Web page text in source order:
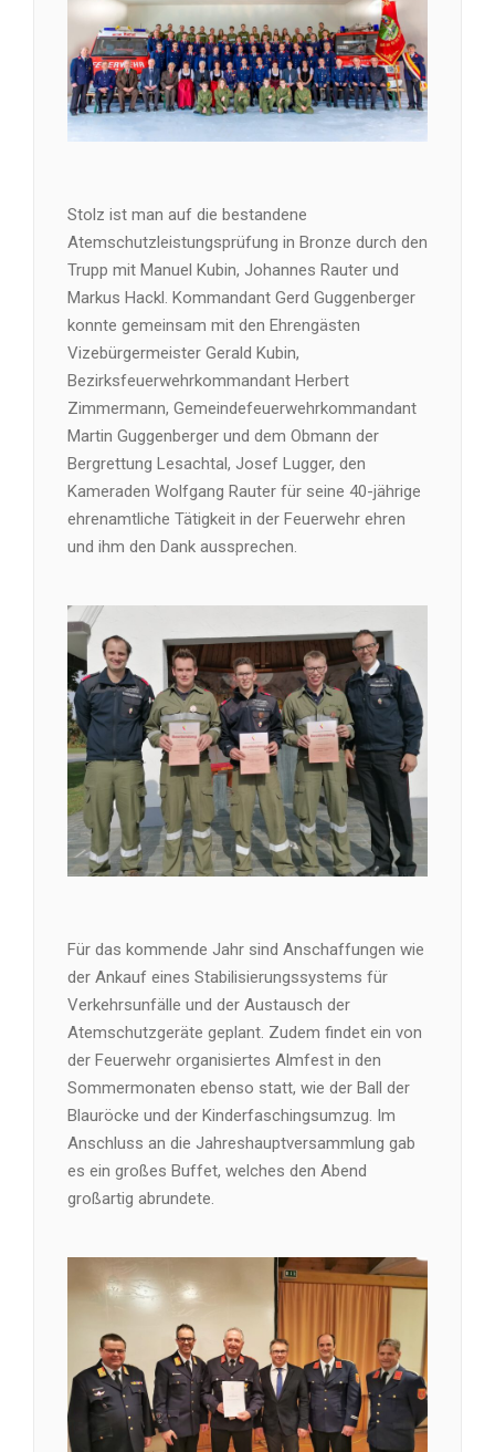
Stolz ist man auf die bestandene
Atemschutzleistungsprüfung in Bronze durch den
Trupp mit Manuel Kubin, Johannes Rauter und
Markus Hackl. Kommandant Gerd Guggenberger
konnte gemeinsam mit den Ehrengästen
Vizebürgermeister Gerald Kubin,
Bezirksfeuerwehrkommandant Herbert
Zimmermann, Gemeindefeuerwehrkommandant
Martin Guggenberger und dem Obmann der
Bergrettung Lesachtal, Josef Lugger, den
Kameraden Wolfgang Rauter für seine 40-jährige
ehrenamtliche Tätigkeit in der Feuerwehr ehren
und ihm den Dank aussprechen.
Für das kommende Jahr sind Anschaffungen wie
der Ankauf eines Stabilisierungssystems für
Verkehrsunfälle und der Austausch der
Atemschutzgeräte geplant. Zudem findet ein von
der Feuerwehr organisiertes Almfest in den
Sommermonaten ebenso statt, wie der Ball der
Blauröcke und der Kinderfaschingsumzug. Im
Anschluss an die Jahreshauptversammlung gab
es ein großes Buffet, welches den Abend
großartig abrundete.